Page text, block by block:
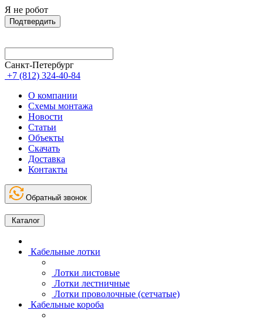
Я не робот
Подтвердить
Санкт-Петербург
+7 (812) 324-40-84
О компании
Схемы монтажа
Новости
Статьи
Объекты
Скачать
Доставка
Контакты
Обратный звонок
Каталог
Кабельные лотки
Лотки листовые
Лотки лестничные
Лотки проволочные (сетчатые)
Кабельные короба